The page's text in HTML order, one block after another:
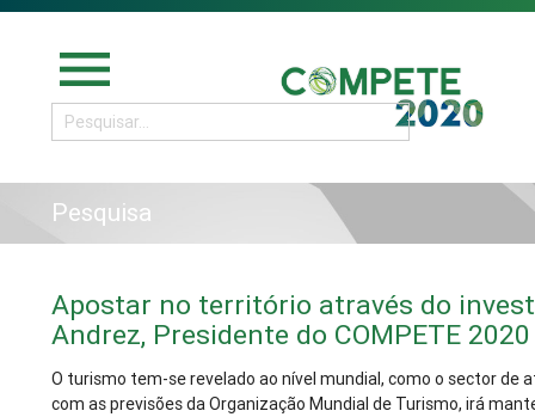
menu
Pesquisa
Apostar no território através do
Andrez, Presidente do COMPETE 2020
O turismo tem-se revelado ao nível mundial, como o sector de
com as previsões da Organização Mundial de Turismo, irá